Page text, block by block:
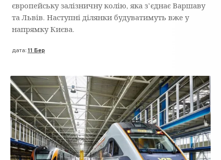
європейську залізничну колію, яка з’єднає Варшаву
та Львів. Наступні ділянки будуватимуть вже у
напрямку Києва.
дата:11 Бер